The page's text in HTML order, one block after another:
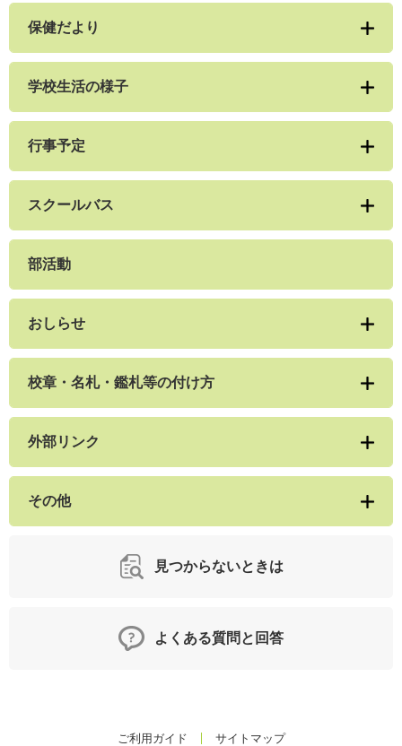
保健だより
学校生活の様子
行事予定
スクールバス
部活動
おしらせ
校章・名札・鑑札等の付け方
外部リンク
その他
見つからないときは
よくある質問と回答
ご利用ガイド サイトマップ